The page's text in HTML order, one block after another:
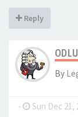
Reply
By
- Sun Dec 21,